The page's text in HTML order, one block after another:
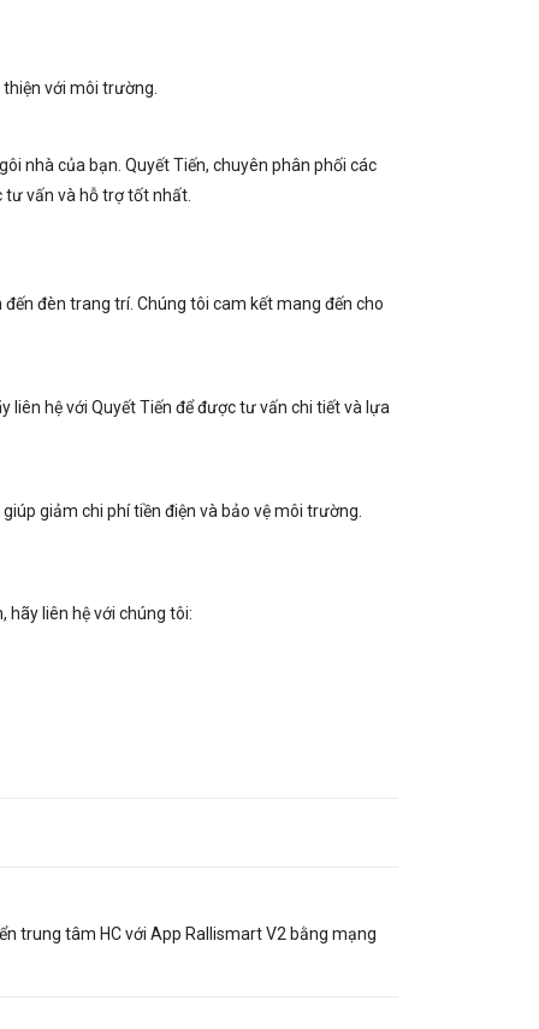
với môi trường.
nhà của bạn. Quyết Tiến, chuyên phân phối các
tư vấn và hỗ trợ tốt nhất.
đèn trang trí. Chúng tôi cam kết mang đến cho
liên hệ với Quyết Tiến để được tư vấn chi tiết và lựa
giảm chi phí tiền điện và bảo vệ môi trường.
hãy liên hệ với chúng tôi:
trung tâm HC với App Rallismart V2 bằng mạng